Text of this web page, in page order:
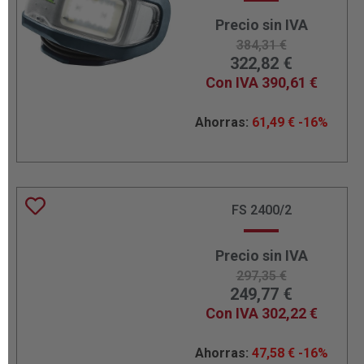
Precio sin IVA
384,31€
322,82 €
Con IVA 390,61 €
Ahorras: 61,49 € -16%
FS 2400/2
Precio sin IVA
297,35€
249,77 €
Con IVA 302,22€
Ahorras: 47,58 € -16%